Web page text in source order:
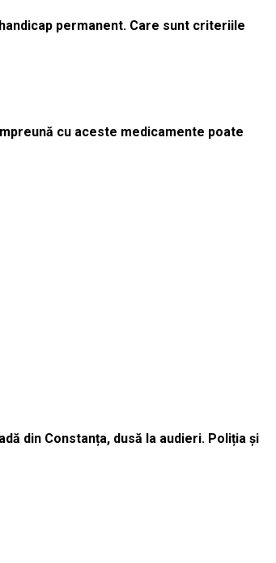
permanent. Care sunt criteriile
cu aceste medicamente poate
din Constanța, dusă la audieri. Poliția și